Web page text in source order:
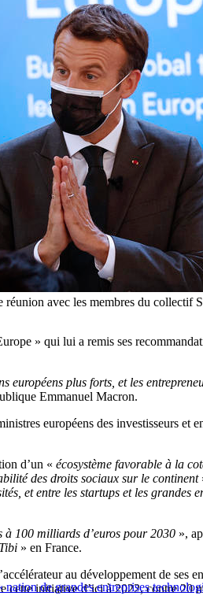
réunion avec les membres du
» qui lui a remis ses
européens plus forts, et les
Emmanuel Macron.
européens des investisseurs
d’un « écosystème favorable à la
des droits sociaux sur le continent
et entre les startups et les grandes
à 100 milliards d’euros pour 2030 »,
Tibi » en France.
de grandes entreprises
au développement de
cette initiative d’ici à 2022, contre 20